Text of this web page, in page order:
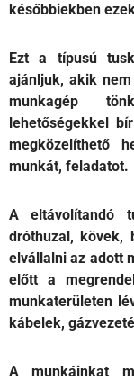
későbbiekben
Ezt a típusú
ajánljuk, akik
munkagép
lehetőségekkel
megközelíthető
munkát, feladatot.
A eltávolítandó
dróthuzal, kövek,
elvállalni az adott
előtt a
munkaterületen
kábelek,
A munkáinkat